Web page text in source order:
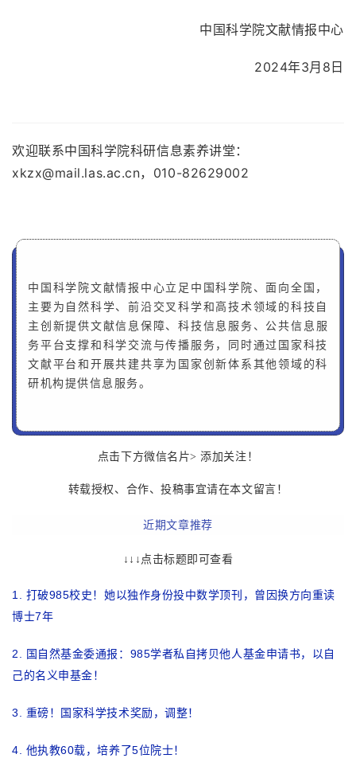
中国科学院文献情报中心
2024年3月8日
欢迎联系中国科学院科研信息素养讲堂：
xkzx@mail.las.ac.cn，010-82629002
中国科学院文献情报中心立足中国科学院、面向全国，
主要为自然科学、前沿交叉科学和高技术领域的科技自
主创新提供文献信息保障、科技信息 服务、公共信息服
务平台支撑和科学交流与传播服务，同时通过国家科技
文献平台和开展共建共享为国家创新体系其他领域的科
研机构提供信息服务。
点击下方微信名 片> 添加关注！
转载授权、合作、投稿事宜请在本文留言！
近期文章推荐
↓↓↓点击标题即可查看
1.
打破985校史！她以独作身份投中数学顶刊，曾因换方向重读
博士7年
2.
国自然基金委通报：985学者私自拷贝他人基金申请书，以自
己的名义申基金！
3. 重磅！国家科学技术奖励，调整！
4. 他执教60载，培养了5位院士！